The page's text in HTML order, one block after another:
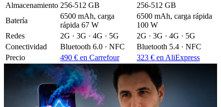
Almacenamiento 256-512 GB
256-512 GB
Batería
6500 mAh, carga
rápida 67 W
6500 mAh, carga rápida
100 W
Redes
2G · 3G · 4G · 5G
2G · 3G · 4G · 5G
Conectividad
Bluetooth 6.0 · NFC
Bluetooth 5.4 · NFC
Precio
490 € en Carrefour 323 € en AliExpress